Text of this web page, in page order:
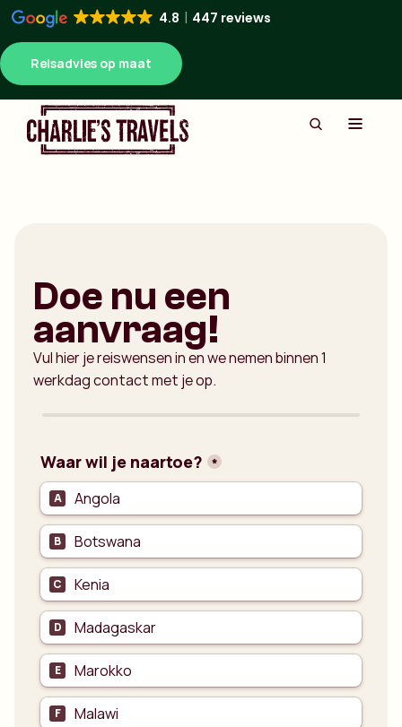
4.8 447 reviews
Reisadvies op maat
Doe nu een
aanvraag!
Vul hier je reiswensen in en we nemen binnen 1
werkdag contact met je op.